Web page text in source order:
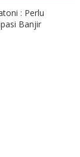
: Perlu
Banjir